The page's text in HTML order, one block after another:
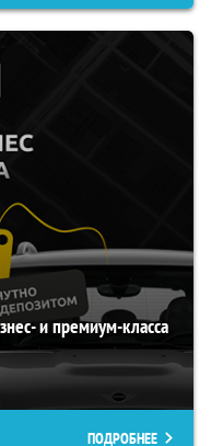
и премиум-класса
ПОДРОБНЕЕ